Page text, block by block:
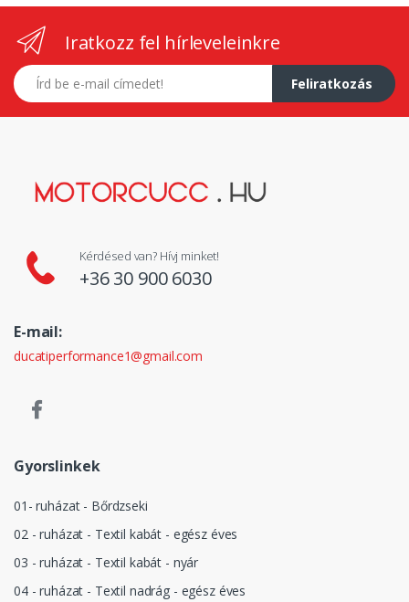
Iratkozz fel hírleveleinkre
E-mail címed
Feliratkozás
Kérdésed van? Hívj minket!
+36 30 900 6030
E-mail:
ducatiperformance1@gmail.com
Gyorslinkek
01- ruházat - Bőrdzseki
02 - ruházat - Textil kabát - egész éves
03 - ruházat - Textil kabát - nyár
04 - ruházat - Textil nadrág - egész éves